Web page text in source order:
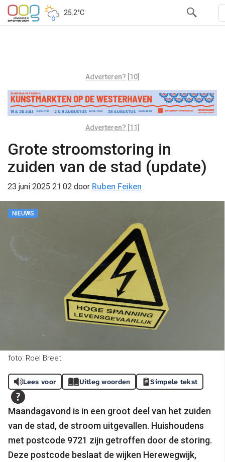
25.2°C
Adverteren? [10]
Adverteren? [11]
Grote stroomstoring in
zuiden van de stad (update)
23 juni 2025 21:02 door Ruben Feiken
NIEUWS
foto: Roel Breet
Lees voor Uitleg woorden Simpele tekst
Maandagavond is in een groot deel van het zuiden
van de stad, de stroom uitgevallen. Huishoudens
met postcode 9721 zijn getroffen door de storing.
Deze postcode beslaat de wijken Herewegwijk,